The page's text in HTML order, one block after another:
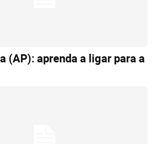
(AP): aprenda a ligar para a